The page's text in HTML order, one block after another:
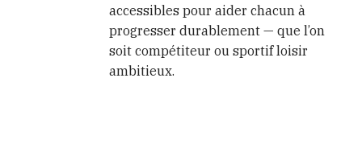
accessibles pour aider chacun à
progresser durablement — que l’on
soit compétiteur ou sportif loisir
ambitieux.